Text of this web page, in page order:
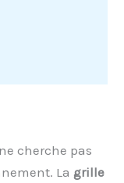
cherche pas
La grille